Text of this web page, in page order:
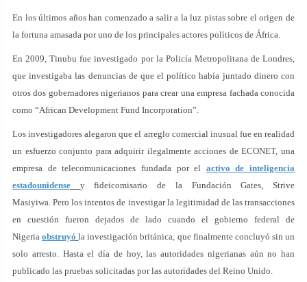
En los últimos años han comenzado a salir a la luz pistas sobre el origen de
la fortuna amasada por uno de los principales actores políticos de África.
En 2009, Tinubu fue investigado por la Policía Metropolitana de Londres,
que investigaba las denuncias de que el político había juntado dinero con
otros dos gobernadores nigerianos para crear una empresa fachada conocida
como “African Development Fund Incorporation”.
Los investigadores alegaron que el arreglo comercial inusual fue en realidad
un esfuerzo conjunto para adquirir ilegalmente acciones de ECONET, una
empresa de telecomunicaciones fundada por el activo de inteligencia
estadounidense
y fideicomisario de la Fundación Gates, Strive
Masiyiwa. Pero los intentos de investigar la legitimidad de las transacciones
en cuestión fueron dejados de lado cuando el gobierno federal de
Nigeriaobstruyó la investigación británica, que finalmente concluyó sin un
solo arresto. Hasta el día de hoy, las autoridades nigerianas aún no han
publicado las pruebas solicitadas por las autoridades del Reino Unido.